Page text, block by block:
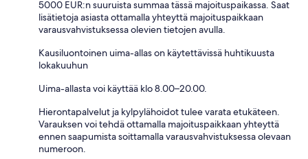
5000 EUR:n suuruista summaa tässä majoituspaikassa. Saat
lisätietoja asiasta ottamalla yhteyttä majoituspaikkaan
varausvahvistuksessa olevien tietojen avulla.
Kausiluontoinen uima-allas on käytettävissä huhtikuusta
lokakuuhun
Uima-allasta voi käyttää klo 8.00–20.00.
Hierontapalvelut ja kylpylähoidot tulee varata etukäteen.
Varauksen voi tehdä ottamalla majoituspaikkaan yhteyttä
ennen saapumista soittamalla varausvahvistuksessa olevaan
numeroon.